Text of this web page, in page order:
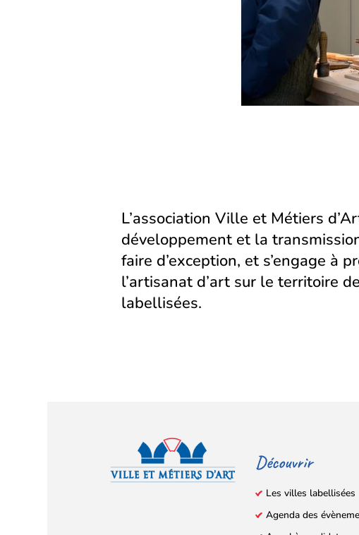
L’association Ville et Métiers
développement et la
faire d’exception, et s’engage à
l’artisanat d’art sur le territoire
labellisées.
Découvrir
Les villes labellisées
Agenda des